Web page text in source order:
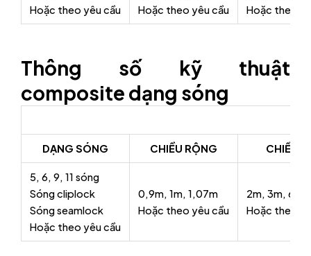
Hoặc theo yêu cầu
Hoặc theo yêu cầu
Hoặc theo
Thông số kỹ thuật
composite dạng sóng
DẠNG SÓNG CHIỀU RỘNG CHIỀU
5, 6, 9, 11 sóng
Sóng cliplock
Sóng seamlock
Hoặc theo yêu cầu
0,9m, 1m, 1,07m
Hoặc theo yêu cầu
2m, 3m, 6m,
Hoặc theo